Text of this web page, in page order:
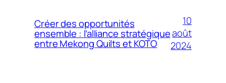
Créer des opportunités
ensemble : l’alliance stratégique
entre Mekong Quilts et KOTO
10
août
2024